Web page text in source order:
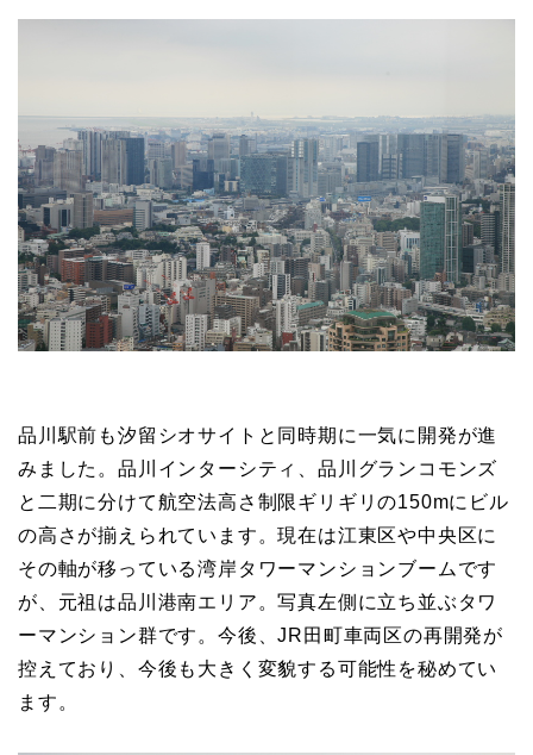
品川駅前も汐留シオサイトと同時期に一気に開発が進
みました。品川インターシティ、品川グランコモンズ
と二期に分けて航空法高さ制限ギリギリの150mにビル
の高さが揃えられています。現在は江東区や中央区に
その軸が移っている湾岸タワーマンションブームです
が、元祖は品川港南エリア。写真左側に立ち並ぶタワ
ーマンション群です。今後、JR田町車両区の再開発が
控えており、今後も大きく変貌する可能性を秘めてい
ます。